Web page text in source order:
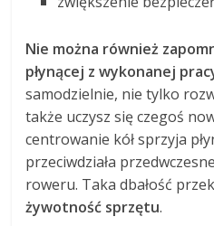
Nie można również
płynącej z wykonanej
samodzielnie, nie tylko
także uczysz się czegoś
centrowanie kół sprzyja
przeciwdziała
roweru. Taka dbałość
żywotność sprzętu.